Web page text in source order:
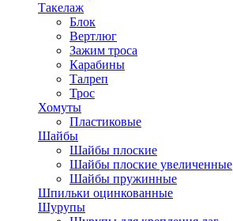
Такелаж
Блок
Вертлюг
Зажим троса
Карабины
Талреп
Трос
Хомуты
Пластиковые
Шайбы
Шайбы плоские
Шайбы плоские увеличенные
Шайбы пружинные
Шпильки оцинкованные
Шурупы